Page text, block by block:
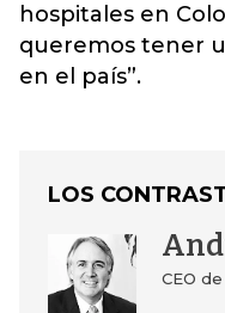
hospitales en
queremos tener
en el país”.
LOS
CEO